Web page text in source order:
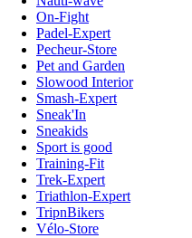
On-Fight
Padel-Expert
Pecheur-Store
Pet and Garden
Slowood Interior
Smash-Expert
Sneak'In
Sneakids
Sport is good
Training-Fit
Trek-Expert
Triathlon-Expert
TripnBikers
Vélo-Store